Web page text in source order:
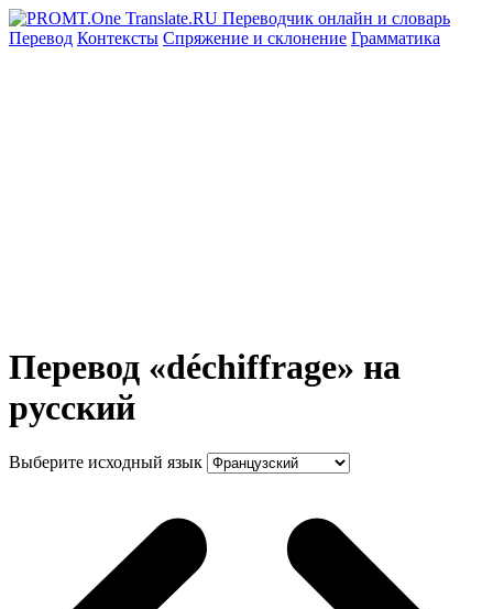
Перевод Контексты Спряжение и склонение Грамматика
Перевод «déchiffrage» на
русский
Выберите исходный язык